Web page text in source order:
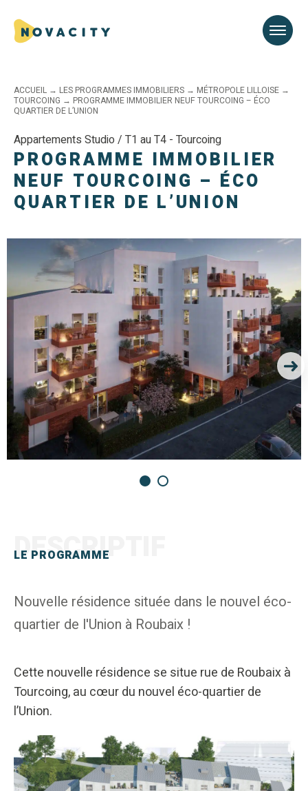
ACCUEIL → LES PROGRAMMES IMMOBILIERS → MÉTROPOLE LILLOISE →
TOURCOING → PROGRAMME IMMOBILIER NEUF TOURCOING – ÉCO
QUARTIER DE L’UNION
Appartements Studio / T1 au T4 - Tourcoing
PROGRAMME IMMOBILIER
NEUF TOURCOING – ÉCO
QUARTIER DE L’UNION
LE PROGRAMME
DESCRIPTIF
Nouvelle résidence située dans le nouvel éco-
quartier de l'Union à Roubaix !
Cette nouvelle résidence se situe rue de Roubaix à
Tourcoing, au cœur du nouvel éco-quartier de
l’Union.